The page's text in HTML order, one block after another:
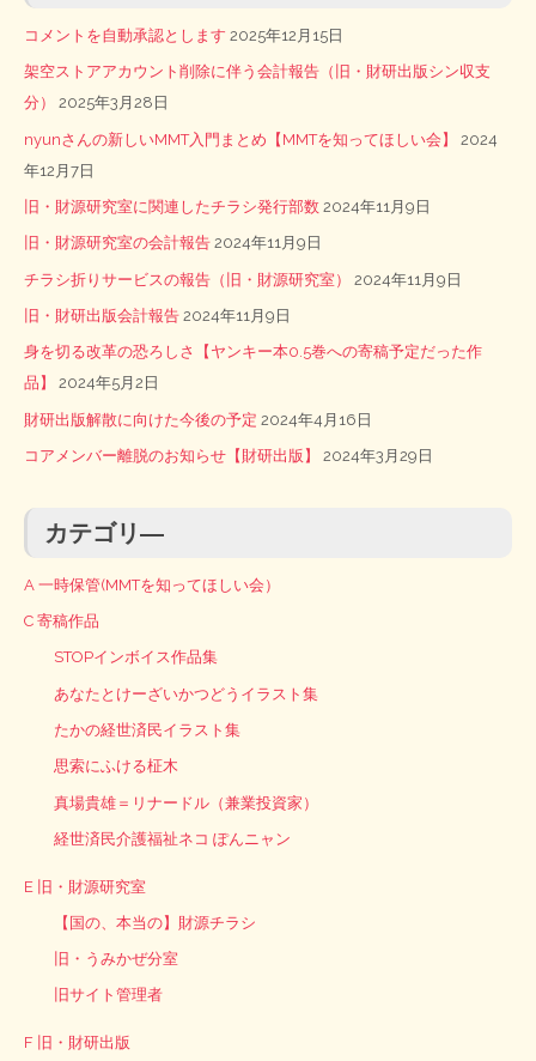
コメントを自動承認とします 2025年12月15日
架空ストアアカウント削除に伴う会計報告（旧・財研出版シン収支
分）
2025年3月28日
nyunさんの新しいMMT入門まとめ【MMTを知ってほしい会】
2024
年12月7日
旧・財源研究室に関連したチラシ発行部数 2024年11月9日
旧・財源研究室の会計報告 2024年11月9日
チラシ折りサービスの報告（旧・財源研究室） 2024年11月9日
旧・財研出版会計報告 2024年11月9日
身を切る改革の恐ろしさ【ヤンキー本0.5巻への寄稿予定だった作
品】
2024年5月2日
財研出版解散に向けた今後の予定 2024年4月16日
コアメンバー離脱のお知らせ【財研出版】 2024年3月29日
カテゴリ―
A 一時保管(MMTを知ってほしい会）
C 寄稿作品
STOPインボイス作品集
あなたとけーざいかつどうイラスト集
たかの経世済民イラスト集
思索にふける柾木
真場貴雄＝リナードル（兼業投資家）
経世済民介護福祉ネコ ぽんニャン
E 旧・財源研究室
【国の、本当の】財源チラシ
旧・うみかぜ分室
旧サイト管理者
F 旧・財研出版